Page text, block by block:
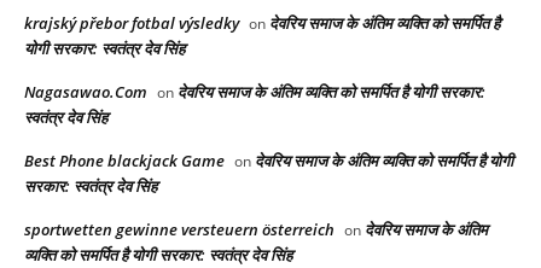
krajský přebor fotbal výsledky on देवरिय समाज के अंतिम व्यक्ति को समर्पित है
योगी सरकार: स्वतंत्र देव सिंह
Nagasawao.Com on देवरिय समाज के अंतिम व्यक्ति को समर्पित है योगी सरकार:
स्वतंत्र देव सिंह
Best Phone blackjack Game on देवरिय समाज के अंतिम व्यक्ति को समर्पित है योगी
सरकार: स्वतंत्र देव सिंह
sportwetten gewinne versteuern österreich on देवरिय समाज के अंतिम
व्यक्ति को समर्पित है योगी सरकार: स्वतंत्र देव सिंह